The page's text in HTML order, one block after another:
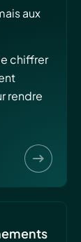
aux
chiffrer
rendre